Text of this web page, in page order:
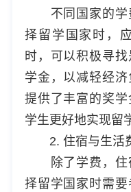
不同国家的学
择留学国家时，
时，可以积极寻
学金，以减轻经
提供了丰富的奖
学生更好地实现留
2. 住宿与生活
除了学费，住
择留学国家时需